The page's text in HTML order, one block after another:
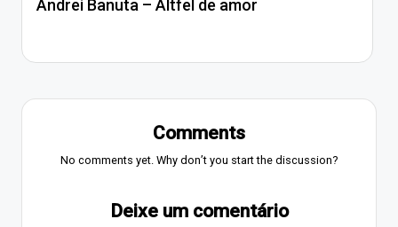
Andrei Banuta – Altfel de amor
Comments
No comments yet. Why don’t you start the discussion?
Deixe um comentário